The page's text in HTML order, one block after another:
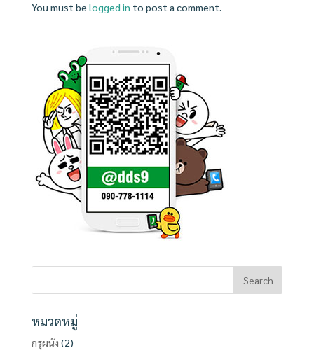
You must be logged in to post a comment.
หมวดหมู่
กรุผนัง (2)